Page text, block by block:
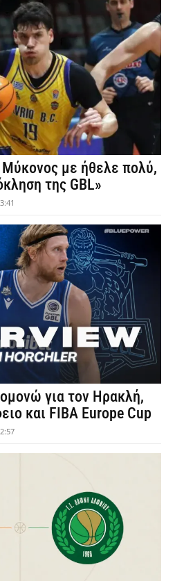
Μύκονος με ήθελε πολύ,
της GBL»
για τον Ηρακλή,
και FIBA Europe Cup